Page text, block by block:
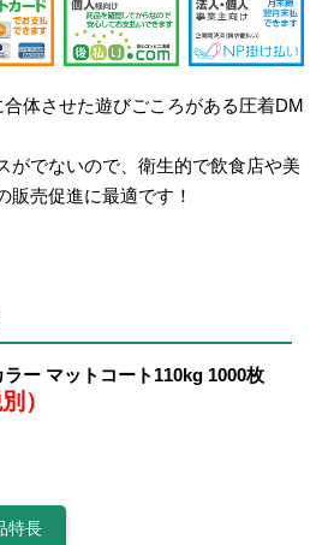
体させた遊びごころがある圧着DM
がでないので、衛生的で飲食店や美
販売促進に最適です！
ー マットコート110kg 1000枚
）
特長